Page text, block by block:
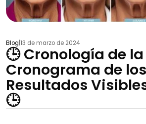
Blog 13 de marzo de 2024
🕒 Cronología de la
Cronograma de los
Resultados
🕒